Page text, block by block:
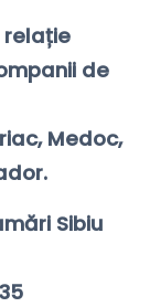
relație
de
Medoc,
Sibiu